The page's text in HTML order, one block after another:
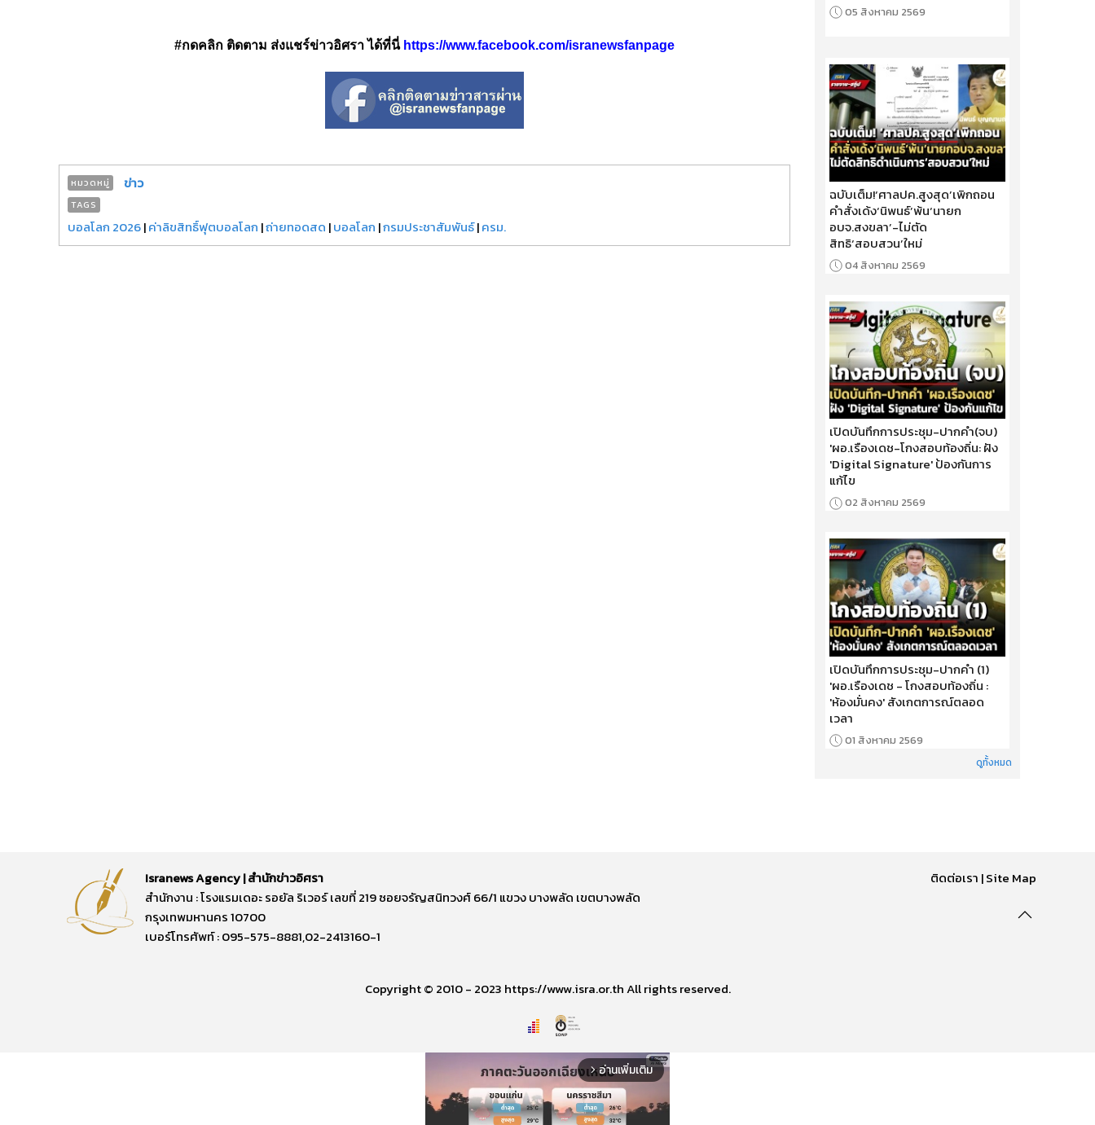
#กดคลิก ติดตาม ส่งแชร์ข่าวอิศรา ได้ที่นี่ https://www.facebook.com/isranewsfanpage
หมวดหมู่ ข่าว
TAGS
บอลโลก 2026|ค่าลิขสิทธิ์ฟุตบอลโลก |ถ่ายทอดสด |บอลโลก |กรมประชาสัมพันธ์|ครม.
05 สิงหาคม 2569
ฉบับเต็ม!‘ศาลปค.สูงสุด’เพิกถอน
คำสั่งเด้ง‘นิพนธ์’พ้น‘นายก
อบจ.สงขลา’-ไม่ตัด
สิทธิ‘สอบสวน’ใหม่
04 สิงหาคม 2569
เปิดบันทึกการประชุม-ปากคำ(จบ)
'ผอ.เรืองเดช-โกงสอบท้องถิ่น: ฝัง
'Digital Signature' ป้องกันการ
แก้ไข
02 สิงหาคม 2569
เปิดบันทึกการประชุม-ปากคำ (1)
'ผอ.เรืองเดช - โกงสอบท้องถิ่น :
'ห้องมั่นคง' สังเกตการณ์ตลอด
เวลา
01 สิงหาคม 2569
ดูทั้งหมด
Isranews Agency | สำนักข่าวอิศรา
สำนักงาน : โรงแรมเดอะ รอยัล ริเวอร์ เลขที่ 219 ซอยจรัญสนิทวงศ์ 66/1 แขวง บางพลัด เขตบางพลัด
กรุงเทพมหานคร 10700
เบอร์โทรศัพท์ : 095-575-8881,02-2413160-1
ติดต่อเรา |Site Map
Copyright © 2010 - 2023 https://www.isra.or.th All rights reserved.
arrow_forward_ios อ่านเพิ่มเติม